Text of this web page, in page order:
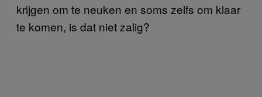
krijgen om te neuken en soms zelfs om klaar
te komen, is dat niet zalig?